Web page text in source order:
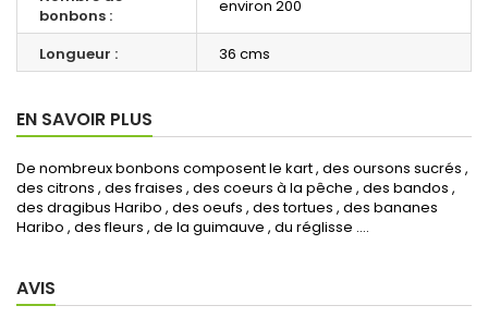
bonbons :
environ 200
Longueur : 36 cms
EN SAVOIR PLUS
De nombreux bonbons composent le kart , des oursons sucrés ,
des citrons , des fraises , des coeurs à la pêche , des bandos ,
des dragibus Haribo , des oeufs , des tortues , des bananes
Haribo , des fleurs , de la guimauve , du réglisse ....
AVIS